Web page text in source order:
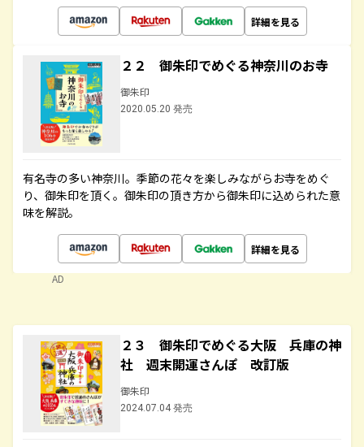
詳細を見る
２２ 御朱印でめぐる神奈川のお寺
御朱印
2020.05.20 発売
有名寺の多い神奈川。季節の花々を楽しみながらお寺をめぐ
り、御朱印を頂く。御朱印の頂き方から御朱印に込められた意
味を解説。
詳細を見る
AD
２３ 御朱印でめぐる大阪 兵庫の神
社 週末開運さんぽ 改訂版
御朱印
2024.07.04 発売